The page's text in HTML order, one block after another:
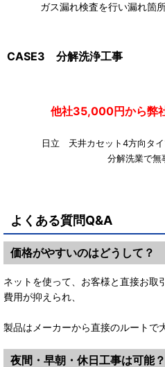
ガス漏れ検査を行い漏れ箇
CASE3 分解洗浄工事
他社35,000円から弊
日立 天井カセット4方向
分解洗業で無
よくある質問Q&A
価格がやすいのはどうして？
ネットを使って、お客様と直接お取
費用が抑えられ、
製品はメーカーから直接のルートで
夜間・早朝・休日工事は可能？